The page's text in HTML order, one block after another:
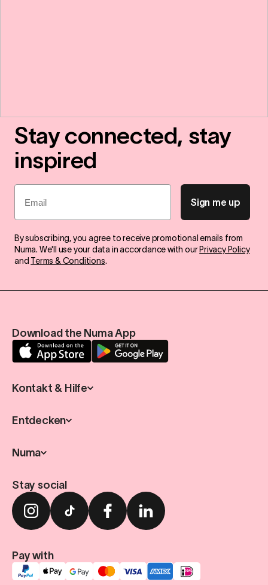
Stay connected, stay
inspired
Email
Sign me up
By subscribing, you agree to receive promotional emails from
Numa. We'll use your data in accordance with our Privacy Policy
and Terms & Conditions.
Download the Numa App
Kontakt & Hilfe
Entdecken
Numa
Stay social
Pay with